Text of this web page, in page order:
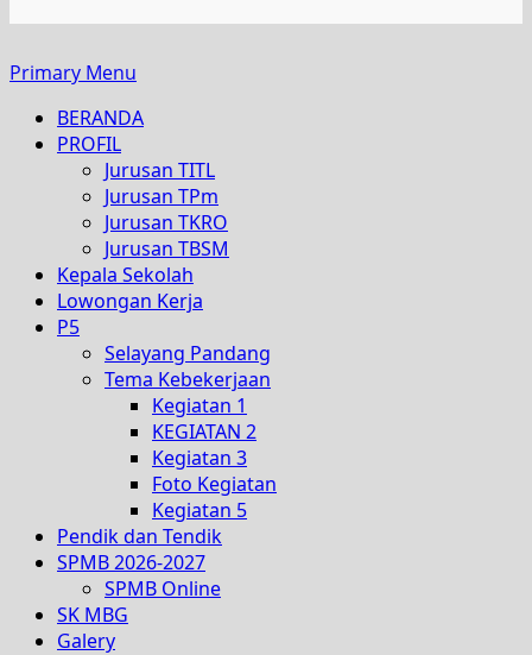
Primary Menu
BERANDA
PROFIL
Jurusan TITL
Jurusan TPm
Jurusan TKRO
Jurusan TBSM
Kepala Sekolah
Lowongan Kerja
P5
Selayang Pandang
Tema Kebekerjaan
Kegiatan 1
KEGIATAN 2
Kegiatan 3
Foto Kegiatan
Kegiatan 5
Pendik dan Tendik
SPMB 2026-2027
SPMB Online
SK MBG
Galery